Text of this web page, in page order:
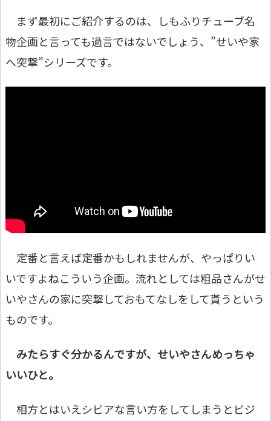
まず最初にご紹介するのは、しもふりチューブ名
物企画と言っても過言ではないでしょう、”せいや家
へ突撃”シリーズです。
定番と言えば定番かもしれませんが、やっぱりい
いですよねこういう企画。流れとしては粗品さんがせ
いやさんの家に突撃しておもてなしをして貰うという
ものです。
みたらすぐ分かるんですが、せいやさんめっちゃ
いいひと。
相方とはいえシビアな言い方をしてしまうとビジ